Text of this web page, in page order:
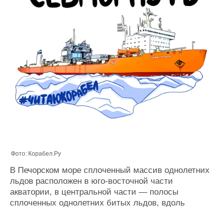
Фото: Корабел.Ру
В Печорском море сплоченный массив однолетних
льдов расположен в юго-восточной части
акватории, в центральной части — полосы
сплоченных однолетних битых льдов, вдоль